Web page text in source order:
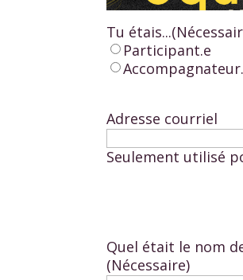
Tu étais...
Participant.e
Adresse courriel
Seulement utilisé
Quel était le nom
(Nécessaire)